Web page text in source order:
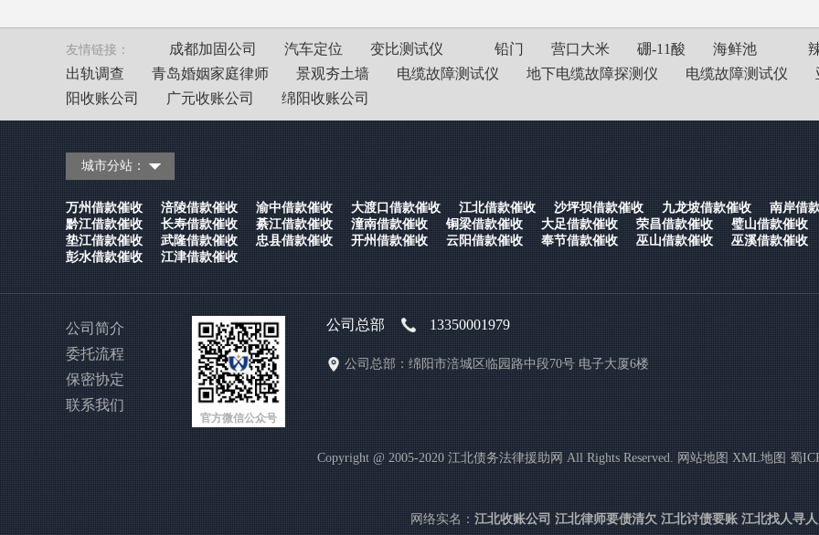
友情链接： 成都加固公司 汽车定位 变比测试仪 铅门 营口大米 硼-11酸 海鲜池
出轨调查
青岛婚姻家庭律师 景观夯土墙 电缆故障测试仪 地下电缆故障探测仪 电缆故障测试仪
阳收账公司
广元收账公司 绵阳收账公司
城市分站：
万州借款催收 涪陵借款催收 渝中借款催收 大渡口借款催收 江北借款催收 沙坪坝借款催收 九龙坡借款催收
南岸借
黔江借款催收
长寿借款催收 綦江借款催收 潼南借款催收 铜梁借款催收 大足借款催收 荣昌借款催收
璧山借款催收
垫江借款催收
武隆借款催收 忠县借款催收 开州借款催收 云阳借款催收 奉节借款催收 巫山借款催收
巫溪借款催收
彭水借款催收
江津借款催收
公司简介
委托流程
保密协定
联系我们
官方微信公众号
公司总部 13350001979
公司总部：绵阳市涪城区临园路中段70号 电子大厦6楼
Copyright @ 2005-2020 江北债务法律援助网 All Rights Reserved.网站地图 XML地图 蜀
网络实名：江北收账公司 江北律师要债清欠 江北讨债要账 江北找人寻人